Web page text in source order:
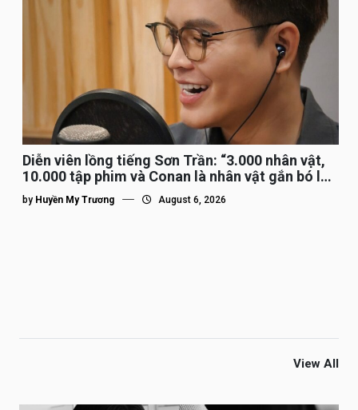
Diễn viên lồng tiếng Sơn Trần: “3.000 nhân vật,
10.000 tập phim và Conan là nhân vật gắn bó lâu
nhất”
by Huyền My Trương August 6, 2026
View All